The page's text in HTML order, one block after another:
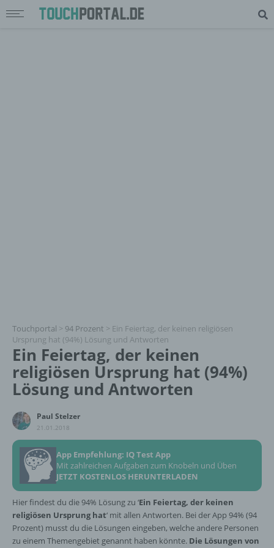
Touchportal > 94 Prozent > Ein Feiertag, der keinen religiösen
Ursprung hat (94%) Lösung und Antworten
Ein Feiertag, der keinen
religiösen Ursprung hat (94%)
Lösung und Antworten
Paul Stelzer
21.01.2018
App Empfehlung: IQ Test App
Mit zahlreichen Aufgaben zum Knobeln und Üben
JETZT KOSTENLOS HERUNTERLADEN
Hier findest du die 94% Lösung zu ‘Ein Feiertag, der keinen
religiösen Ursprung hat‘ mit allen Antworten. Bei der App 94% (94
Prozent) musst du die Lösungen eingeben, welche andere Personen
zu einem Themengebiet genannt haben könnte. Die Lösungen von